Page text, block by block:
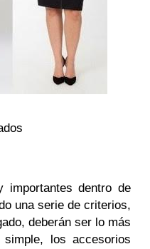
importantes dentro de
una serie de criterios,
deberán ser lo más
los accesorios